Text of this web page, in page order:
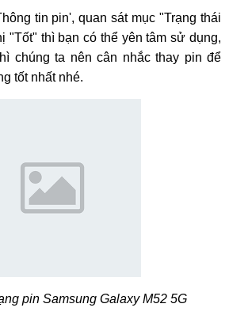
tin pin', quan sát mục "Trạng thái
"Tốt" thì bạn có thể yên tâm sử dụng,
chúng ta nên cân nhắc thay pin để
tốt nhất nhé.
pin Samsung Galaxy M52 5G